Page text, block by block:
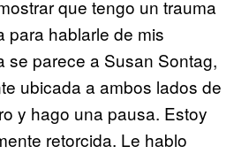
que tengo un trauma
para hablarle de mis
se parece a Susan Sontag,
ubicada a ambos lados de
y hago una pausa. Estoy
retorcida. Le hablo